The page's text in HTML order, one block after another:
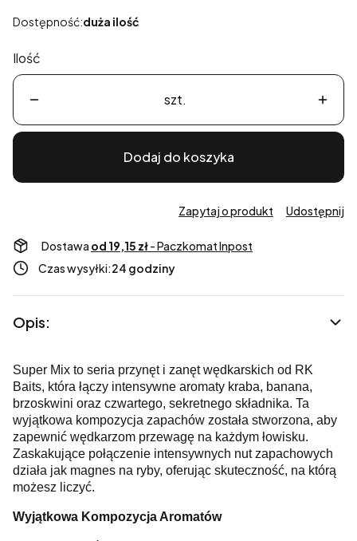
Dostępność:duża ilość
Ilość
szt.
Dodaj do koszyka
Zapytaj o produkt Udostępnij
Dostawa od 19,15 zł- Paczkomat Inpost
Czas wysyłki:24 godziny
Opis:
Super Mix to seria przynęt i zanęt wędkarskich od RK
Baits, która łączy intensywne aromaty kraba, banana,
brzoskwini oraz czwartego, sekretnego składnika. Ta
wyjątkowa kompozycja zapachów została stworzona, aby
zapewnić wędkarzom przewagę na każdym łowisku.
Zaskakujące połączenie intensywnych nut zapachowych
działa jak magnes na ryby, oferując skuteczność, na którą
możesz liczyć.
Wyjątkowa Kompozycja Aromatów